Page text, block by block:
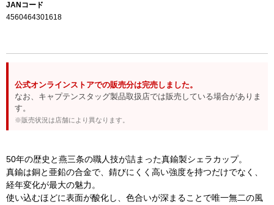
JANコード
4560464301618
公式オンラインストアでの販売分は完売しました。
なお、キャプテンスタッグ製品取扱店では販売している場合がありま
す。
※販売状況は店舗により異なります。
50年の歴史と燕三条の職人技が詰まった真鍮製シェラカップ。
真鍮は銅と亜鉛の合金で、錆びにくく高い強度を持つだけでなく、
経年変化が最大の魅力。
使い込むほどに表面が酸化し、色合いが深まることで唯一無二の風